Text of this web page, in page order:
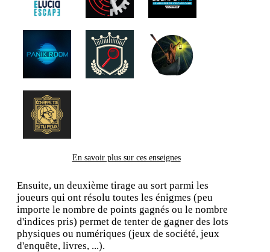
En savoir plus sur ces enseignes
Ensuite, un deuxième tirage au sort parmi les
joueurs qui ont résolu toutes les énigmes (peu
importe le nombre de points gagnés ou le nombre
d'indices pris) permet de tenter de gagner des lots
physiques ou numériques (jeux de société, jeux
d'enquête, livres, ...).